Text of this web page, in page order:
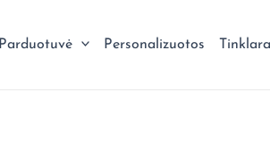
Parduotuvė Personalizuotos